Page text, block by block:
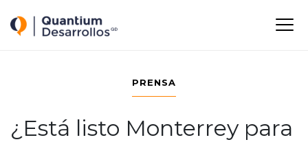
Quantium Desarrollos -
PRENSA
¿Está listo Monterrey para